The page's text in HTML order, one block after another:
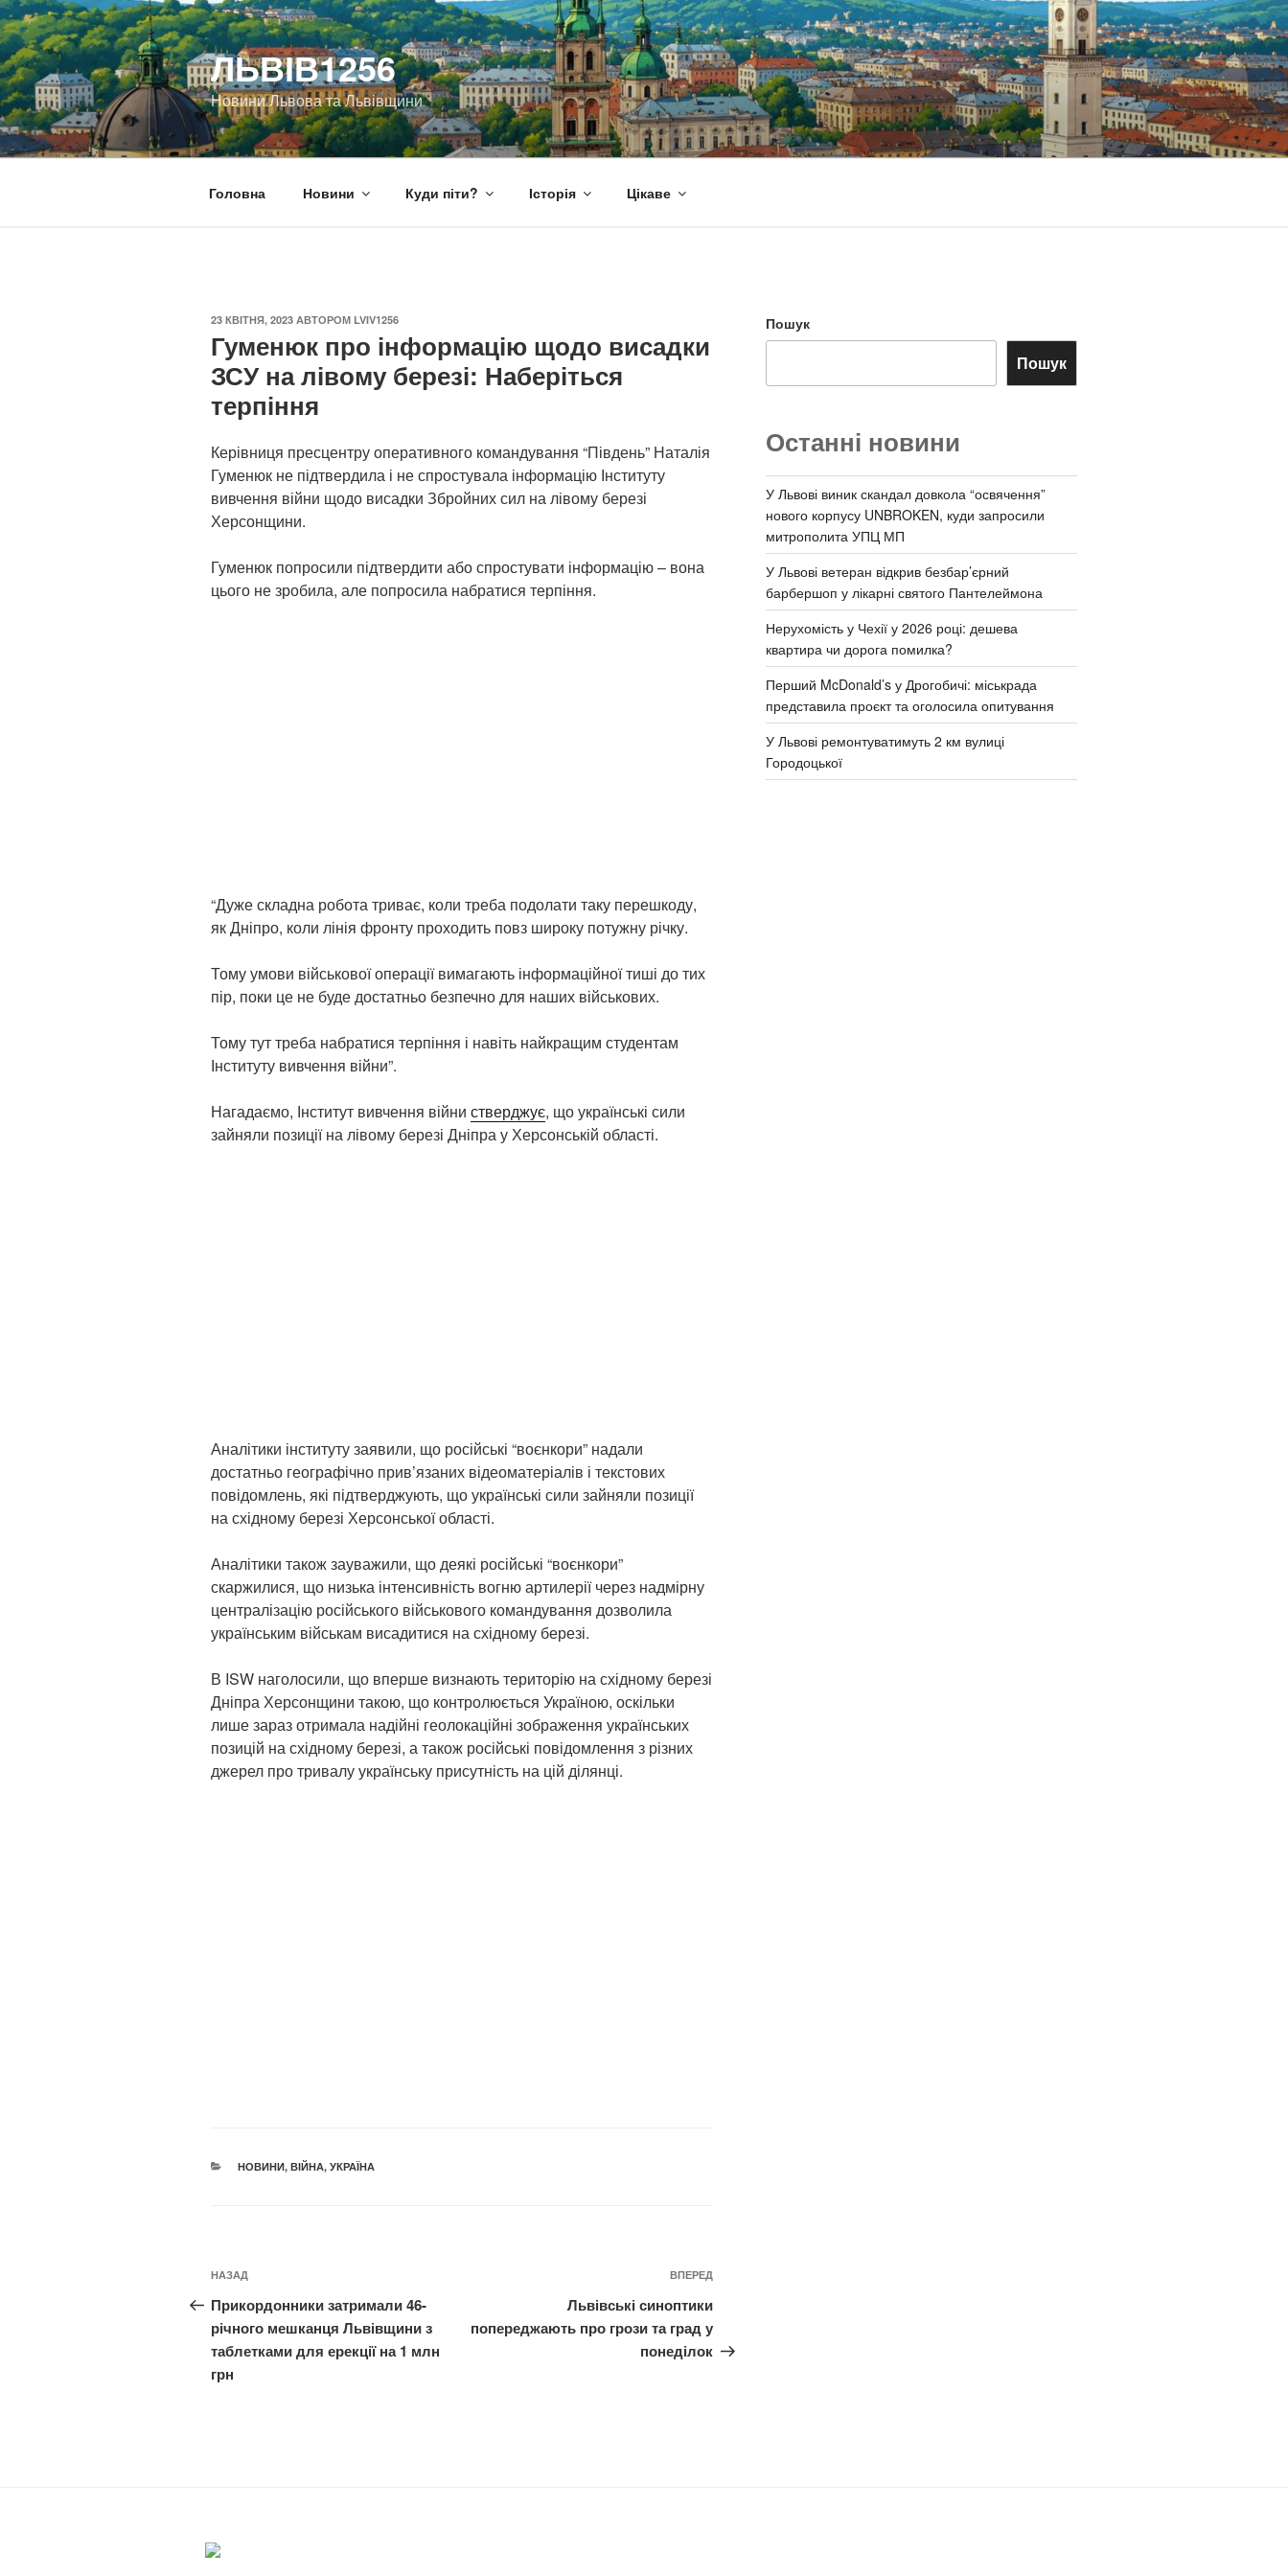
Перейти
до
вмісту
ЛЬВІВ1256
Новини Львова та Львівщини
Головна Новини Куди піти? Історія Цікаве
ОПУБЛІКОВАНО
23 КВІТНЯ, 2023 АВТОРОМ LVIV1256
Гуменюк про інформацію щодо висадки
ЗСУ на лівому березі: Наберіться
терпіння
Керівниця пресцентру оперативного командування “Південь” Наталія
Гуменюк не підтвердила і не спростувала інформацію Інституту
вивчення війни щодо висадки Збройних сил на лівому березі
Херсонщини.
Гуменюк попросили підтвердити або спростувати інформацію – вона
цього не зробила, але попросила набратися терпіння.
“Дуже складна робота триває, коли треба подолати таку перешкоду,
як Дніпро, коли лінія фронту проходить повз широку потужну річку.
Тому умови військової операції вимагають інформаційної тиші до тих
пір, поки це не буде достатньо безпечно для наших військових.
Тому тут треба набратися терпіння і навіть найкращим студентам
Інституту вивчення війни”.
Нагадаємо, Інститут вивчення війни стверджує, що українські сили
зайняли позиції на лівому березі Дніпра у Херсонській області.
Аналітики інституту заявили, що російські “воєнкори” надали
достатньо географічно прив’язаних відеоматеріалів і текстових
повідомлень, які підтверджують, що українські сили зайняли позиції
на східному березі Херсонської області.
Аналітики також зауважили, що деякі російські “воєнкори”
скаржилися, що низька інтенсивність вогню артилерії через надмірну
централізацію російського військового командування дозволила
українським військам висадитися на східному березі.
В ISW наголосили, що вперше визнають територію на східному березі
Дніпра Херсонщини такою, що контролюється Україною, оскільки
лише зараз отримала надійні геолокаційні зображення українських
позицій на східному березі, а також російські повідомлення з різних
джерел про тривалу українську присутність на цій ділянці.
КАТЕГОРІЇ
НОВИНИ, ВІЙНА, УКРАЇНА
Навігація
записів
Попередній
запис:
НАЗАД
Прикордонники затримали 46-
річного мешканця Львівщини з
таблетками для ерекції на 1 млн
грн
Наступний
запис
ВПЕРЕД
Львівські синоптики
попереджають про грози та град у
понеділок
Пошук
Пошук
Останні новини
У Львові виник скандал довкола “освячення”
нового корпусу UNBROKEN, куди запросили
митрополита УПЦ МП
У Львові ветеран відкрив безбар’єрний
барбершоп у лікарні святого Пантелеймона
Нерухомість у Чехії у 2026 році: дешева
квартира чи дорога помилка?
Перший McDonald’s у Дрогобичі: міськрада
представила проєкт та оголосила опитування
У Львові ремонтуватимуть 2 км вулиці
Городоцької